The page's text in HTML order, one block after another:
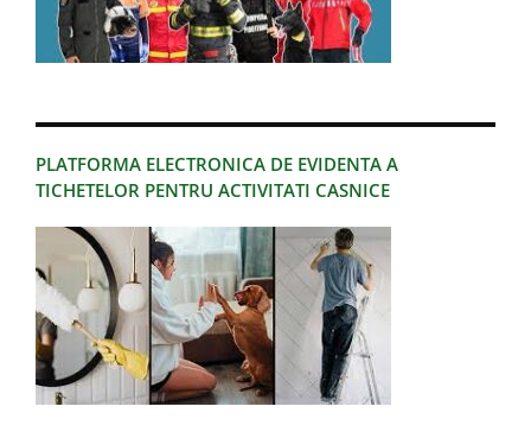
PLATFORMA ELECTRONICA DE EVIDENTA A
TICHETELOR PENTRU ACTIVITATI CASNICE